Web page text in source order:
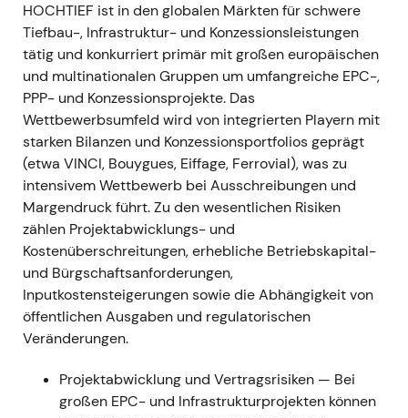
Altprojekt in Chile; starke Cashgenerierung
und Nettoliquidität von rund €556 Mio.;
Dividendenvorschlag €1,91 je Aktie[3],[2].
Das operative Kerngeschäft bestätigte die
Erholungsthese, doch die Chile-Belastung
sorgte für Kursschwankungen und rückte
Projekt- und Rechtsrisiken aus der
Vergangenheit wieder in den Fokus der
Investoren.
Kursentwicklung: Volatile Seitwärtsbewegung
während der Verarbeitung des Einmaleffekts;
der übergeordnete Aufwärtstrend blieb intakt.
Feb–Jun 2022 — CIMIC-Übernahme
(Australien)
23. Feb.–10. Jun. 2022 — HOCHTIEF initiierte
und vollendete ein außerbörsliches
Übernahmeangebot für den verbleibenden
CIMIC-Streubesitz zu AUD 22 je Aktie
HOCHTIEF ist in den globalen Märkten für schwere
Tiefbau-, Infrastruktur- und Konzessionsleistungen
tätig und konkurriert primär mit großen europäischen
und multinationalen Gruppen um umfangreiche EPC-,
PPP- und Konzessionsprojekte. Das
Wettbewerbsumfeld wird von integrierten Playern mit
starken Bilanzen und Konzessionsportfolios geprägt
(etwa VINCI, Bouygues, Eiffage, Ferrovial), was zu
intensivem Wettbewerb bei Ausschreibungen und
Margendruck führt. Zu den wesentlichen Risiken
zählen Projektabwicklungs- und
Kostenüberschreitungen, erhebliche Betriebskapital-
und Bürgschaftsanforderungen,
Inputkostensteigerungen sowie die Abhängigkeit von
öffentlichen Ausgaben und regulatorischen
Veränderungen.
Projektabwicklung und Vertragsrisiken — Bei
großen EPC- und Infrastrukturprojekten können